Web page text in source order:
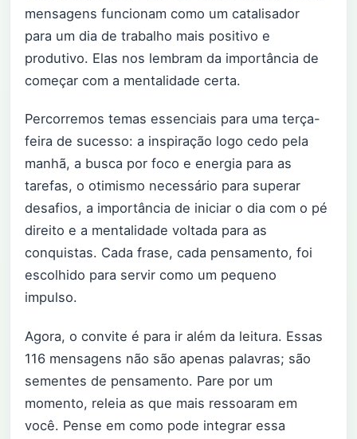
mensagens funcionam como um catalisador
para um dia de trabalho mais positivo e
produtivo. Elas nos lembram da importância de
começar com a mentalidade certa.
Percorremos temas essenciais para uma terça-
feira de sucesso: a inspiração logo cedo pela
manhã, a busca por foco e energia para as
tarefas, o otimismo necessário para superar
desafios, a importância de iniciar o dia com o pé
direito e a mentalidade voltada para as
conquistas. Cada frase, cada pensamento, foi
escolhido para servir como um pequeno
impulso.
Agora, o convite é para ir além da leitura. Essas
116 mensagens não são apenas palavras; são
sementes de pensamento. Pare por um
momento, releia as que mais ressoaram em
você. Pense em como pode integrar essa